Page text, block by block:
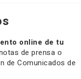
online de tu
de prensa o
de Comunicados de